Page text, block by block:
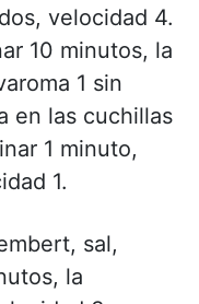
velocidad 4.
10 minutos, la
1 sin
en las cuchillas
1 minuto,
1.
sal,
la